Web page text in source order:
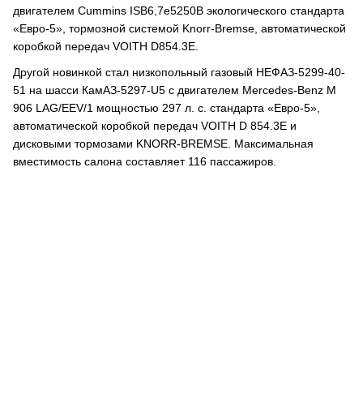
двигателем Cummins ISB6,7e5250B экологического стандарта
«Евро-5», тормозной системой Knorr-Bremse, автоматической
коробкой передач VOITH D854.3E.
Другой новинкой стал низкопольный газовый НЕФАЗ-5299-40-
51 на шасси КамАЗ-5297-U5 с двигателем Mercedes-Benz M
906 LAG/EEV/1 мощностью 297 л. с. стандарта «Евро-5»,
автоматической коробкой передач VOITH D 854.3Е и
дисковыми тормозами KNORR-BREMSE. Максимальная
вместимость салона составляет 116 пассажиров.